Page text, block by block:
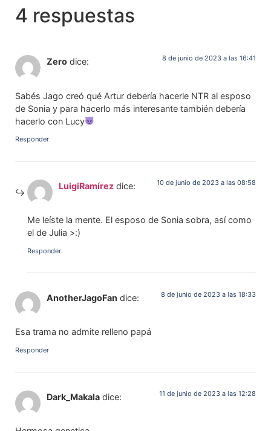
4 respuestas
Zero dice: 8 de junio de 2023 a las 16:41
Sabés Jago creó qué Artur debería hacerle NTR al esposo
de Sonia y para hacerlo más interesante también debería
hacerlo con Lucy
Responder
LuigiRamírez dice: 10 de junio de 2023 a las 08:58
Me leíste la mente. El esposo de Sonia sobra, así como
el de Julia >:)
Responder
AnotherJagoFan dice: 8 de junio de 2023 a las 18:33
Esa trama no admite relleno papá
Responder
Dark_Makala dice: 11 de junio de 2023 a las 12:28